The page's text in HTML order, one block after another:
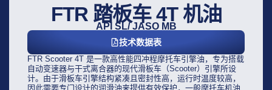
FTR 踏板车 4T 机油
API SL/ JASO MB
技术数据表
FTR Scooter 4T 是一款高性能四冲程摩托车引擎油，专为搭载
自动变速器与干式离合器的现代滑板车（Scooter）引擎所设
计。由于滑板车引擎结构紧凑且密封性高，运行时温度较高，
因此需要专门设计的润滑油来提供有效保护，一般摩托车机油